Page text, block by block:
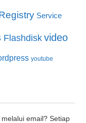
Service
Flashdisk video
youtube
email? Setiap